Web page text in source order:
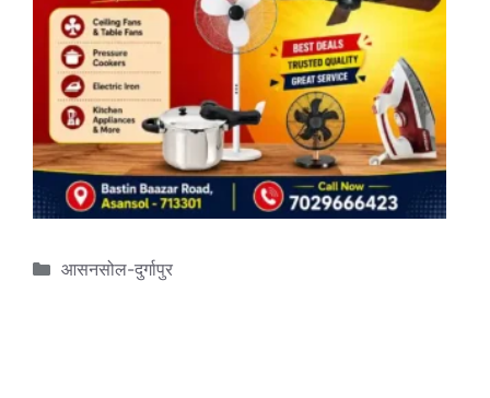
Categories
आसनसोल-दुर्गापुर